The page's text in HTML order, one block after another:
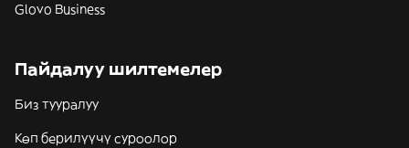
Glovo Business
Пайдалуу шилтемелер
Биз тууралуу
Көп берилүүчү суроолор